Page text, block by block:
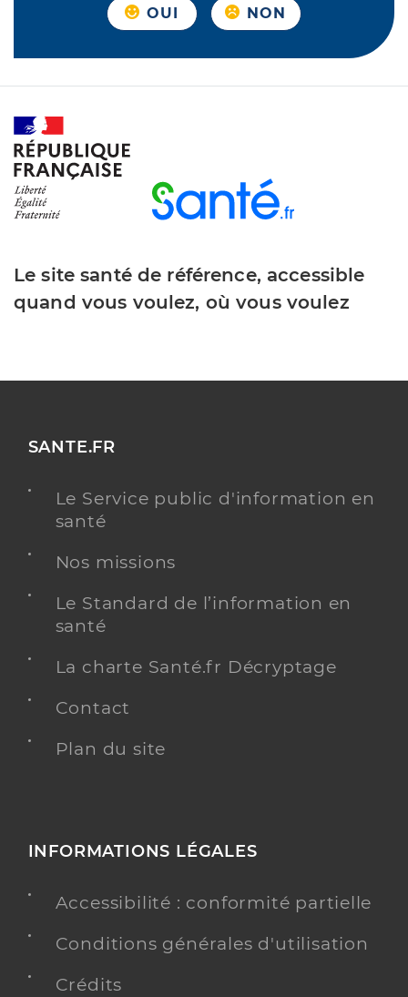
OUI NON
Le site santé de référence, accessible
quand vous voulez, où vous voulez
SANTE.FR
Le Service public d'information en
santé
Nos missions
Le Standard de l’information en
santé
La charte Santé.fr Décryptage
Contact
Plan du site
INFORMATIONS LÉGALES
Accessibilité : conformité partielle
Conditions générales d'utilisation
Crédits